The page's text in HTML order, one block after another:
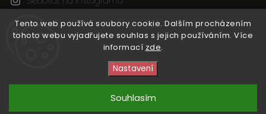
Tento web používá soubory cookie. Dalším procházením
tohoto webu vyjadřujete souhlas s jejich používáním. Více
informací zde.
Nastavení
Souhlasím
Copyright 2026Natural Wine Shop. Všechna práva
vyhrazena.
Upravit nastavení cookies